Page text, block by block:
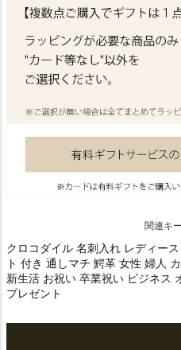
関連キ
クロコダイル 名刺入れ レディー
ト 付き 通しマチ 鰐革 女性 婦人
新生活 お祝い 卒業祝い ビジネス
プレゼント